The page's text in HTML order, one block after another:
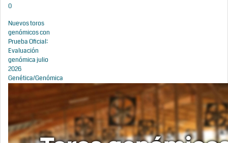
0
Nuevos toros
genómicos con
Prueba Oficial:
Evaluación
genómica julio
2026
Genética/Genómica